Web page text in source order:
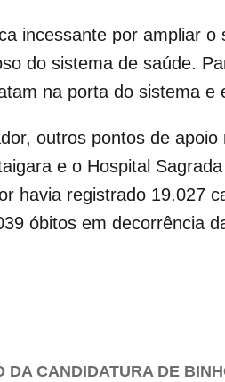
incessante por ampliar
do sistema de saúde.
na porta do sistema
outros pontos de
e o Hospital
havia registrado 19.027
óbitos em decorrência
DA CANDIDATURA DE